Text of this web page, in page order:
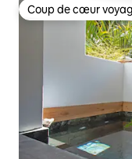
Coup de cœur
Coup de cœur